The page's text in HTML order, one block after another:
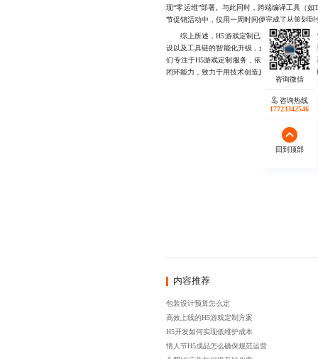
现“零运维”部署。与此同时，跨端编译工具（
节促销活动中，仅用一周时间便完成了从策划
综上所述，H5游戏定制已不再是简单的“做个
设以及工具链的智能化升级，企业完全可以在
们专注于H5游戏定制服务，依托成熟的技术体
闭环能力，致力于用技术创造真实价值，欢迎随
内容推荐
包装设计预算怎么定
高效上线的H5游戏定制方案
H5开发如何实现低维护成本
情人节H5成品怎么确保规范运营
咨询热线
17723342546
回到顶部